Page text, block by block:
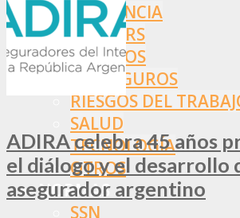
ASISTENCIA
BROKERS
SEGUROS
REASEGUROS
RIESGOS DEL
SALUD
TECNOLOGÍA
OTROS
NORMAS
SSN
ADIRA celebra 45 años
el diálogo y el desarrollo
asegurador argentino